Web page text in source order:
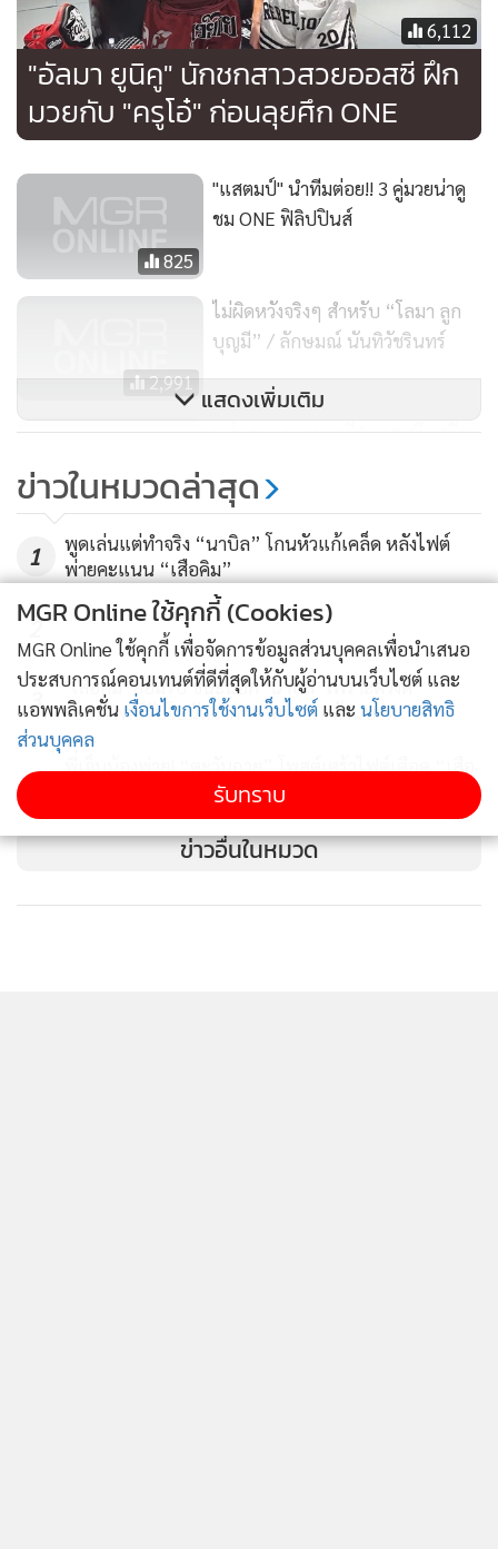
6,112
"อัลมา ยูนิคู" นักชกสาวสวยออสซี ฝึก
มวยกับ "ครูโอ๋" ก่อนลุยศึก ONE
825
"แสตมป์" นำทีมต่อย!! 3 คู่มวยน่าดู
ชม ONE ฟิลิปปินส์
2,991
ไม่ผิดหวังจริงๆ สำหรับ “โลมา ลูก
บุญมี” / ลักษมณ์ นันทิวัชรินทร์
606
หล่อ ขาว ทางมวยดี "แสงมณี เสถียร
ที่มะนิลา
แสดงเพิ่มเติม
ข่าวในหมวดล่าสุด
1
พูดเล่นแต่ทำจริง “นาบิล” โกนหัวแก้เคล็ด หลังไฟต์
พ่ายคะแนน “เสือคิม”
2
3
"เสือคิม" ยอมรับ ชนะน็อก "นาบิล" เพราะดวงดี
เซอร์ไพรส์รับโบนัสจาก "ชาตรี" 1.7 ล้านบาท
4
พี่เจ็บน้องพ่าย! “ตะวันฉาย” โพสต์เศร้าไฟต์เดือด “เสือ
คิม” เบียดคว้าชัย “นาบิล”
ข่าวอื่นในหมวด
MGR Online ใช้คุกกี้ (Cookies)
MGR Online ใช้คุกกี้ เพื่อจัดการข้อมูลส่วนบุคคลเพื่อนำเสนอ
ประสบการณ์คอนเทนต์ที่ดีที่สุดให้กับผู้อ่านบนเว็บไซต์ และ
แอพพลิเคชั่น เงื่อนไขการใช้งานเว็บไซต์ และ นโยบายสิทธิ
ส่วนบุคคล
รับทราบ